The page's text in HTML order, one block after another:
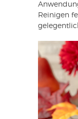
Reinigen